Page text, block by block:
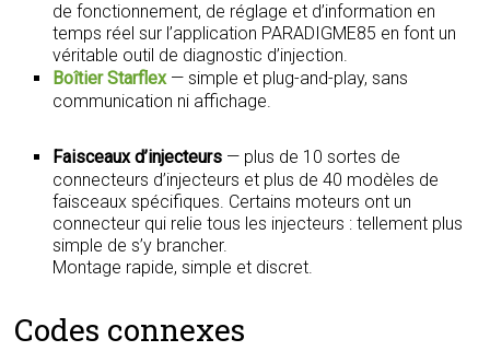
de fonctionnement, de réglage et d’information en
temps réel sur l’application PARADIGME85 en font un
véritable outil de diagnostic d’injection.
Boîtier Starflex— simple et plug-and-play, sans
communication ni affichage.
Faisceaux d’injecteurs — plus de 10 sortes de
connecteurs d’injecteurs et plus de 40 modèles de
faisceaux spécifiques. Certains moteurs ont un
connecteur qui relie tous les injecteurs : tellement plus
simple de s’y brancher.
Montage rapide, simple et discret.
Codes connexes